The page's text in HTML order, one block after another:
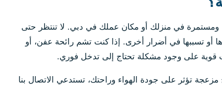
كريهة غير طبيعية ومستمرة في منزلك أو مكان عملك في دبي. لا تنتظر حتى
أو تسببها في أضرار أخرى. إذا كنت تشم رائحة عفن، أو
قوية على وجود مشكلة تحتاج إلى تدخل فوري.
مزعجة تؤثر على جودة الهواء وراحتك، تستدعي الاتصال بنا